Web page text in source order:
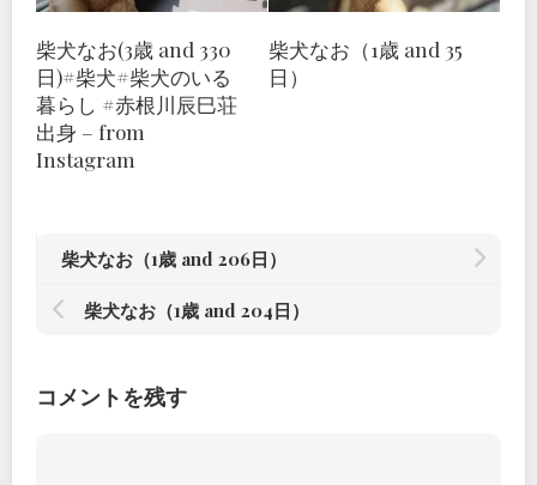
柴犬なお(3歳 and 330
日)#柴犬#柴犬のいる
暮らし #赤根川辰巳荘
出身 – from
Instagram
柴犬なお（1歳 and 35
日）
柴犬なお（1歳 and 206日）
柴犬なお（1歳 and 204日）
コメントを残す